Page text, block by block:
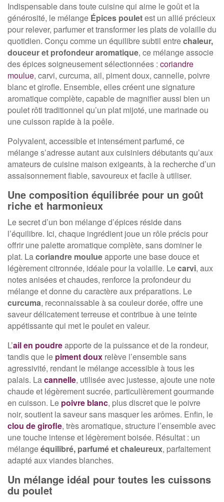
Indispensable dans toute cuisine qui aime le goût et la
générosité, le mélange Épices pouletest un allié précieux
pour relever, parfumer et transformer les plats de volaille du
quotidien. Conçu comme un équilibre subtil entrechaleur,
douceur et profondeur aromatique, ce mélange associe
des épices soigneusement sélectionnées : coriandre
moulue, carvi, curcuma, ail, piment doux, cannelle, poivre
blanc et girofle. Ensemble, elles créent une signature
aromatique complète, capable de magnifier aussi bien un
poulet rôti traditionnel qu’un plat mijoté, une marinade ou
une cuisson rapide à la poêle.
Polyvalent, accessible et intensément parfumé, ce
mélange s’adresse autant aux cuisiniers débutants qu’aux
amateurs de cuisine maison exigeants, à la recherche d’un
assaisonnement fiable, savoureux et facile à utiliser.
Une composition équilibrée pour un goût
riche et harmonieux
Le secret d’un bon mélange d’épices réside dans
l’équilibre. Ici, chaque ingrédient joue un rôle précis pour
offrir une palette aromatique complète, sans dominer le
plat. Lacoriandre moulueapporte une base douce et
légèrement citronnée, idéale pour la volaille. Lecarvi, aux
notes anisées et chaudes, renforce la profondeur du
mélange et donne du caractère aux préparations. Le
curcuma, reconnaissable à sa couleur dorée, offre une
saveur délicatement terreuse et contribue à une teinte
appétissante qui met le poulet en valeur.
L’ail en poudreapporte de la puissance et de la rondeur,
tandis que le piment doux relève l’ensemble sans
agressivité, rendant le mélange accessible à tous les
palais. Lacannelle, utilisée avec justesse, ajoute une note
chaude et légèrement sucrée, particulièrement gourmande
en cuisson. Le poivre blanc, plus discret que le poivre
noir, soutient la saveur sans masquer les arômes. Enfin, le
clou de girofle, très aromatique, structure l’ensemble avec
une touche intense et légèrement boisée. Résultat : un
mélangeéquilibré, parfumé et chaleureux, parfaitement
adapté aux viandes blanches.
Un mélange idéal pour toutes les cuissons
du poulet